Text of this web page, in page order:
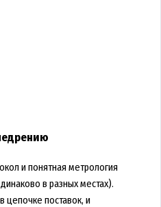
и понятная метрология
в разных местах).
цепочке поставок, и